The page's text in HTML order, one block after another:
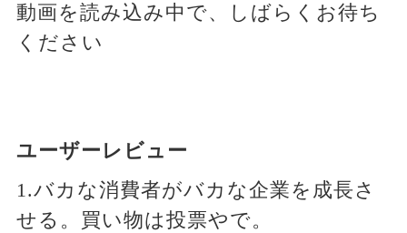
動画を読み込み中で、しばらくお待ち
ください
ユーザーレビュー
1.バカな消費者がバカな企業を成長さ
せる。買い物は投票やで。